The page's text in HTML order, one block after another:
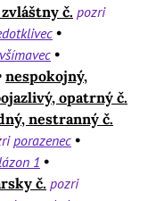
č. pozri
nespokojný,
opatrný č.
nestranný č.
porazenec
1
č. pozri